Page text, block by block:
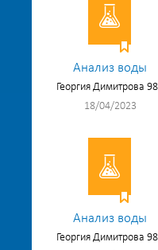
Анализ воды
Георгия Димитрова
18/04/2023
Анализ воды
Георгия Димитрова